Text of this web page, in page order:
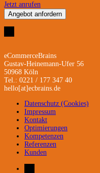
Jetzt anrufen
Angebot anfordern
eCommerceBrains
Gustav-Heinemann-Ufer 56
50968 Köln
Tel.: 0221 / 177 347 40
hello[at]ecbrains.de
Datenschutz (Cookies)
Impressum
Kontakt
Optimierungen
Kompetenzen
Referenzen
Kunden